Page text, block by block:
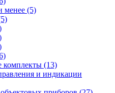
менее (5)
комплекты (13)
и индикации